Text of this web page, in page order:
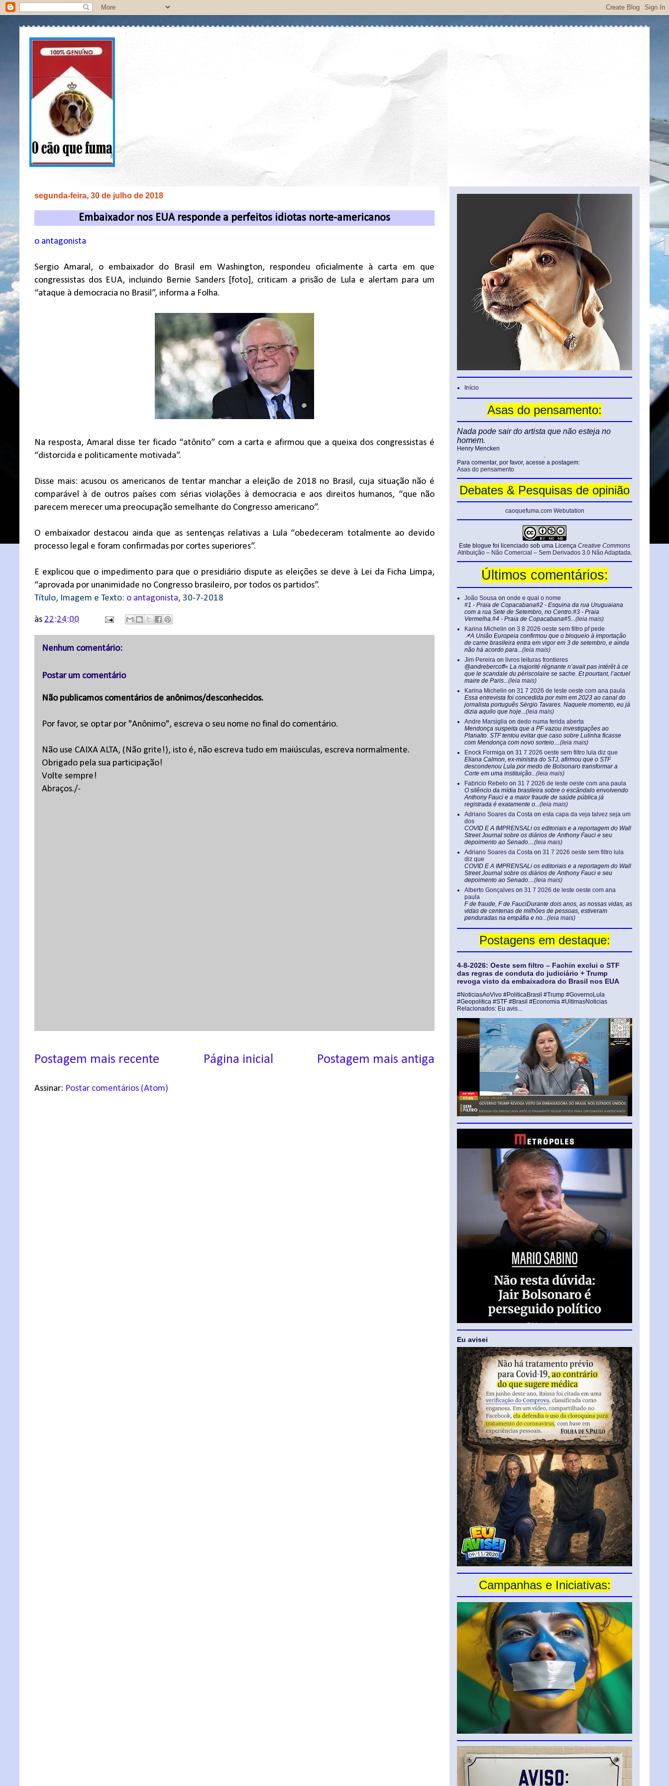
segunda-feira, 30 de julho de 2018
Embaixador nos EUA responde a perfeitos idiotas norte-americanos
o antagonista
Sergio Amaral, o embaixador do Brasil em Washington, respondeu oficialmente à carta em que
congressistas dos EUA, incluindo Bernie Sanders [foto], criticam a prisão de Lula e alertam para um
“ataque à democracia no Brasil”, informa a Folha.
Na resposta, Amaral disse ter ficado “atônito” com a carta e afirmou que a queixa dos congressistas é
“distorcida e politicamente motivada”.
Disse mais: acusou os americanos de tentar manchar a eleição de 2018 no Brasil, cuja situação não é
comparável à de outros países com sérias violações à democracia e aos direitos humanos, “que não
parecem merecer uma preocupação semelhante do Congresso americano”.
O embaixador destacou ainda que as sentenças relativas a Lula “obedeceram totalmente ao devido
processo legal e foram confirmadas por cortes superiores”.
E explicou que o impedimento para que o presidiário dispute as eleições se deve à Lei da Ficha Limpa,
“aprovada por unanimidade no Congresso brasileiro, por todos os partidos”.
Título, Imagem e Texto: o antagonista, 30-7-2018
às 22:24:00
Nenhum comentário:
Postar um comentário
Não publicamos comentários de anônimos/desconhecidos.
Por favor, se optar por "Anônimo", escreva o seu nome no final do comentário.
Não use CAIXA ALTA, (Não grite!), isto é, não escreva tudo em maiúsculas, escreva normalmente.
Obrigado pela sua participação!
Volte sempre!
Abraços./-
Postagem mais recente Postagem mais antiga
Página inicial
Assinar: Postar comentários (Atom)
Início
Asas do pensamento:
Nada pode sair do artista que não esteja no
homem.
Henry Mencken
.
Para comentar, por favor, acesse a postagem:
Asas do pensamento
Debates & Pesquisas de opinião
caoquefuma.com Webutation
Este blogue foi licenciado sob uma Licença Creative Commons
Atribuição – Não Comercial – Sem Derivados 3.0 Não Adaptada.
Últimos comentários:
João Sousa on onde e qual o nome
#1 - Praia de Copacabana#2 - Esquina da rua Uruguaiana
com a rua Sete de Setembro, no Centro.#3 - Praia
Vermelha.#4 - Praia de Copacabana#5...(leia mais)
Karina Michelin on 3 8 2026 oeste sem filtro pf pede
📌A União Europeia confirmou que o bloqueio à importação
de carne brasileira entra em vigor em 3 de setembro, e ainda
não há acordo para...(leia mais)
Jim Pereira on livros leituras frontieres
@andrebercoff« La majorité régnante n’avait pas intérêt à ce
que le scandale du périscolaire se sache. Et pourtant, l’actuel
maire de Paris...(leia mais)
Karina Michelin on 31 7 2026 de leste oeste com ana paula
Essa entrevista foi concedida por mim em 2023 ao canal do
jornalista português Sérgio Tavares. Naquele momento, eu já
dizia aquilo que hoje...(leia mais)
Andre Marsiglia on dedo numa ferida aberta
Mendonça suspeita que a PF vazou investigações ao
Planalto. STF tentou evitar que caso sobre Lulinha ficasse
com Mendonça com novo sorteio....(leia mais)
Enock Formiga on 31 7 2026 oeste sem filtro lula diz que
Eliana Calmon, ex-ministra do STJ, afirmou que o STF
descondenou Lula por medo de Bolsonaro transformar a
Corte em uma instituição...(leia mais)
Fabricio Rebelo on 31 7 2026 de leste oeste com ana paula
O silêncio da mídia brasileira sobre o escândalo envolvendo
Anthony Fauci e a maior fraude de saúde pública já
registrada é exatamente o...(leia mais)
Adriano Soares da Costa on esta capa da veja talvez seja um
dos
COVID E A IMPRENSALi os editoriais e a reportagem do Wall
Street Journal sobre os diários de Anthony Fauci e seu
depoimento ao Senado....(leia mais)
Adriano Soares da Costa on 31 7 2026 oeste sem filtro lula
diz que
COVID E A IMPRENSALi os editoriais e a reportagem do Wall
Street Journal sobre os diários de Anthony Fauci e seu
depoimento ao Senado....(leia mais)
Alberto Gonçalves on 31 7 2026 de leste oeste com ana
paula
F de fraude, F de FauciDurante dois anos, as nossas vidas, as
vidas de centenas de milhões de pessoas, estiveram
penduradas na empáfia e no...(leia mais)
Postagens em destaque:
4-8-2026: Oeste sem filtro – Fachin exclui o STF
das regras de conduta do judiciário + Trump
revoga visto da embaixadora do Brasil nos EUA
#NoticiasAoVivo #PoliticaBrasil #Trump #GovernoLula
#Geopolitica #STF #Brasil #Economia #UltimasNoticias
Relacionados: Eu avis...
Eu avisei
Campanhas e Iniciativas: